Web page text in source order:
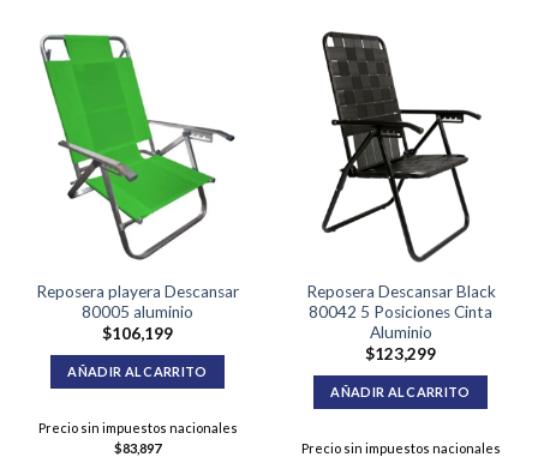
Reposera playera Descansar
80005 aluminio
$106,199
AÑADIR AL CARRITO
Precio sin impuestos nacionales
$83,897
Reposera Descansar Black
80042 5 Posiciones Cinta
Aluminio
$123,299
AÑADIR AL CARRITO
Precio sin impuestos nacionales